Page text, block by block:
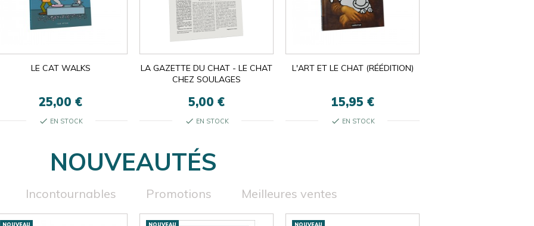
LE CAT WALKS
25,00 €
check EN STOCK
LA GAZETTE DU CHAT - LE CHAT
CHEZ SOULAGES
5,00 €
check EN STOCK
L'ART ET LE CHAT (RÉÉDITION)
15,95 €
check EN STOCK
NOUVEAUTÉS
Incontournables Promotions
Meilleures ventes
NOUVEAU NOUVEAU NOUVEAU